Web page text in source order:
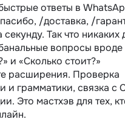
ответы в
/доставка, /
секунду. Так что никаких
вопросы
и «Сколько стоит?»
расширения. Проверка
и грамматики, связка с
Это мастхэв для тех,
.